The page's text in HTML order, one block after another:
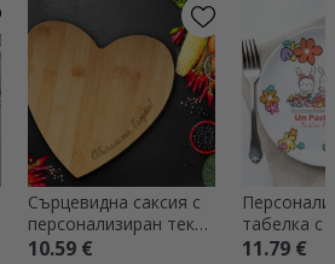
Сърцевидна саксия с
персонализиран текст
- Любов
10.59 €
табелка с
Великден
11.79 €